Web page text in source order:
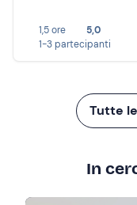
1,5 ore
5,0
1-3 partecipanti
Tutte
In